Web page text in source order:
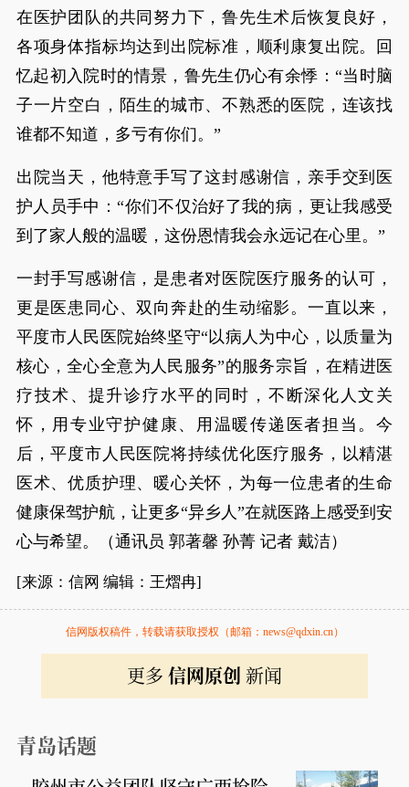
在医护团队的共同努力下，鲁先生术后恢复良好，
各项身体指标均达到出院标准，顺利康复出院。回
忆起初入院时的情景，鲁先生仍心有余悸：“当时脑
子一片空白，陌生的城市、不熟悉的医院，连该找
谁都不知道，多亏有你们。”
出院当天，他特意手写了这封感谢信，亲手交到医
护人员手中：“你们不仅治好了我的病，更让我感受
到了家人般的温暖，这份恩情我会永远记在心里。”
一封手写感谢信，是患者对医院医疗服务的认可，
更是医患同心、双向奔赴的生动缩影。一直以来，
平度市人民医院始终坚守“以病人为中心，以质量为
核心，全心全意为人民服务”的服务宗旨，在精进医
疗技术、提升诊疗水平的同时，不断深化人文关
怀，用专业守护健康、用温暖传递医者担当。今
后，平度市人民医院将持续优化医疗服务，以精湛
医术、优质护理、暖心关怀，为每一位患者的生命
健康保驾护航，让更多“异乡人”在就医路上感受到安
心与希望。（通讯员 郭著馨 孙菁 记者 戴洁）
[来源：信网 编辑：王熠冉]
信网版权稿件，转载请获取授权（邮箱：news@qdxin.cn）
更多 信网原创 新闻
青岛话题